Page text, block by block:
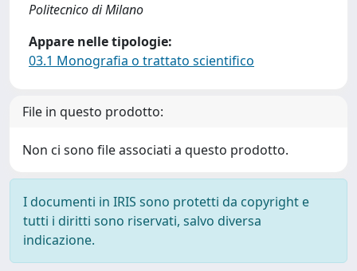
Politecnico di Milano
Appare nelle tipologie:
03.1 Monografia o trattato scientifico
File in questo prodotto:
Non ci sono file associati a questo prodotto.
I documenti in IRIS sono protetti da copyright e
tutti i diritti sono riservati, salvo diversa
indicazione.